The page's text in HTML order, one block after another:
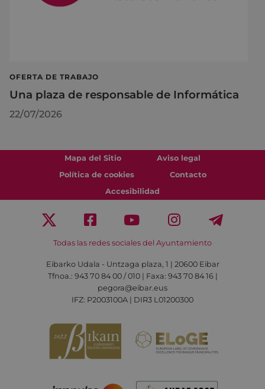
OFERTA DE TRABAJO
Una plaza de responsable de Informática
22/07/2026
Mapa del Sitio
Aviso legal
Política de cookies
Contacto
Accesibilidad
Todas las redes sociales del Ayuntamiento
Eibarko Udala - Untzaga plaza, 1 | 20600 Eibar
Tfnoa.: 943 70 84 00 / 010 | Faxa: 943 70 84 16 |
pegora@eibar.eus
IFZ: P2003100A | DIR3 L01200300